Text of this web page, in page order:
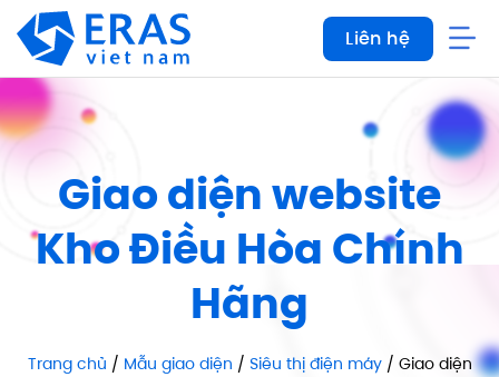
qua
dung
Liên hệ
Giao diện website
Kho Điều Hòa Chính
Hãng
Trang chủ / Mẫu giao diện / Siêu thị điện máy/ Giao diện